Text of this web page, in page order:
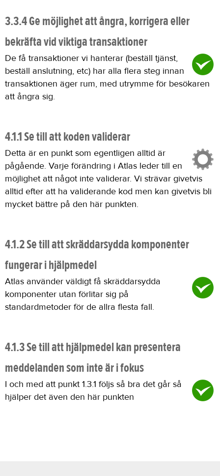
3.3.4 Ge möjlighet att ångra, korrigera eller
bekräfta vid viktiga transaktioner
De få transaktioner vi hanterar (beställ tjänst,
beställ anslutning, etc) har alla flera steg innan
transaktionen äger rum, med utrymme för besökaren
att ångra sig.
4.1.1 Se till att koden validerar
Detta är en punkt som egentligen alltid är
pågående. Varje förändring i Atlas leder till en
möjlighet att något inte validerar. Vi strävar givetvis
alltid efter att ha validerande kod men kan givetvis bli
mycket bättre på den här punkten.
4.1.2 Se till att skräddarsydda komponenter
fungerar i hjälpmedel
Atlas använder väldigt få skräddarsydda
komponenter utan förlitar sig på
standardmetoder för de allra flesta fall.
4.1.3 Se till att hjälpmedel kan presentera
meddelanden som inte är i fokus
I och med att punkt 1.3.1 följs så bra det går så
hjälper det även den här punkten